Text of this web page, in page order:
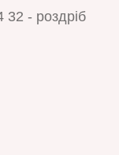
32 - роздріб